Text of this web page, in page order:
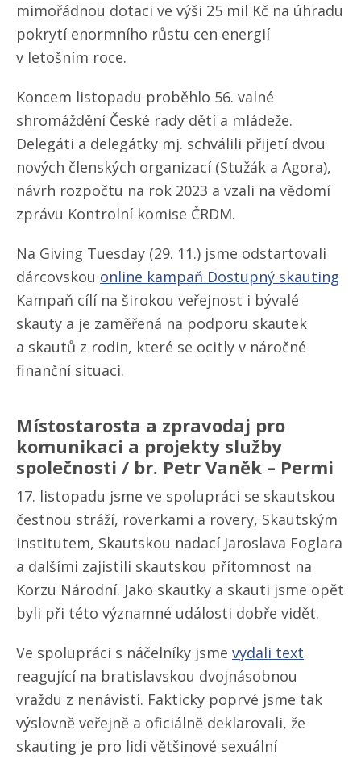
mimořádnou dotaci ve výši 25 mil Kč na úhradu
pokrytí enormního růstu cen energií
v letošním roce.
Koncem listopadu proběhlo 56. valné
shromáždění České rady dětí a mládeže.
Delegáti a delegátky mj. schválili přijetí dvou
nových členských organizací (Stužák a Agora),
návrh rozpočtu na rok 2023 a vzali na vědomí
zprávu Kontrolní komise ČRDM.
Na Giving Tuesday (29. 11.) jsme odstartovali
dárcovskou online kampaň Dostupný skauting
Kampaň cílí na širokou veřejnost i bývalé
skauty a je zaměřená na podporu skautek
a skautů z rodin, které se ocitly v náročné
finanční situaci.
Místostarosta a zpravodaj pro
komunikaci a projekty služby
společnosti / br. Petr Vaněk – Permi
17. listopadu jsme ve spolupráci se skautskou
čestnou stráží, roverkami a rovery, Skautským
institutem, Skautskou nadací Jaroslava Foglara
a dalšími zajistili skautskou přítomnost na
Korzu Národní. Jako skautky a skauti jsme opět
byli při této významné události dobře vidět.
Ve spolupráci s náčelníky jsme vydali text
reagující na bratislavskou dvojnásobnou
vraždu z nenávisti. Fakticky poprvé jsme tak
výslovně veřejně a oficiálně deklarovali, že
skauting je pro lidi většinové sexuální